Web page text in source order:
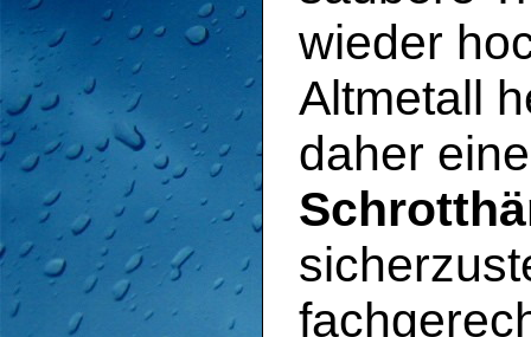
wieder
Altmetall
daher